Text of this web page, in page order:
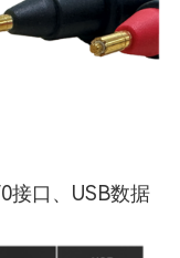
口、USB数据